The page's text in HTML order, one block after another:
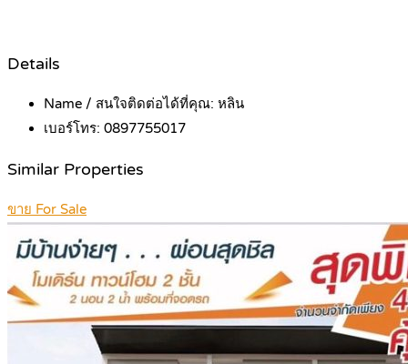
Details
Name / สนใจติดต่อได้ที่คุณ: หลิน
เบอร์โทร: 0897755017
Similar Properties
ขาย For Sale